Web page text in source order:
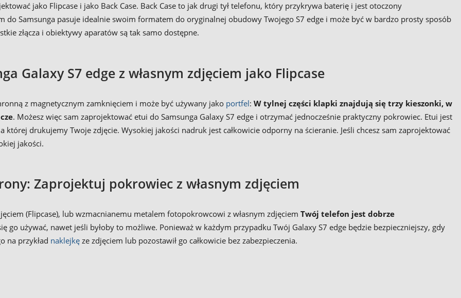
jako Flipcase i jako Back Case. Back Case to jak drugi tył telefonu, który przykrywa baterię i jest otoczony
do Samsunga pasuje idealnie swoim formatem do oryginalnej obudowy Twojego S7 edge i może być w bardzo prosty sposób
złącza i obiektywy aparatów są tak samo dostępne.
Galaxy S7 edge z własnym zdjęciem jako Flipcase
z magnetycznym zamknięciem i może być używany jako portfel: W tylnej części klapki znajdują się trzy kieszonki, w
. Możesz więc sam zaprojektować etui do Samsunga Galaxy S7 edge i otrzymać jednocześnie praktyczny pokrowiec. Etui jest
drukujemy Twoje zdjęcie. Wysokiej jakości nadruk jest całkowicie odporny na ścieranie. Jeśli chcesz sam zaprojektować
jakości.
Zaprojektuj pokrowiec z własnym zdjęciem
(Flipcase), lub wzmacnianemu metalem fotopokrowcowi z własnym zdjęciem Twój telefon jest dobrze
go używać, nawet jeśli byłoby to możliwe. Ponieważ w każdym przypadku Twój Galaxy S7 edge będzie bezpieczniejszy, gdy
na przykład naklejkę ze zdjęciem lub pozostawił go całkowicie bez zabezpieczenia.